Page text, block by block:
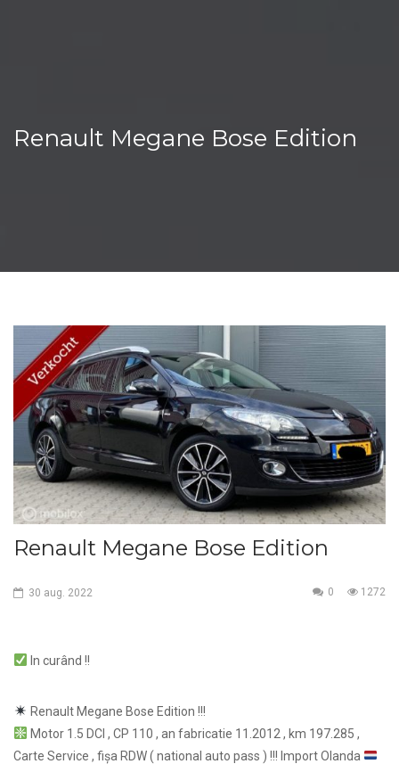
Renault Megane Bose Edition
Renault Megane Bose Edition
30 aug. 2022 1272
0
In curând !!
Renault Megane Bose Edition !!!
Motor 1.5 DCI , CP 110 , an fabricatie 11.2012 , km 197.285 ,
Carte Service , fișa RDW ( national auto pass ) !!! Import Olanda